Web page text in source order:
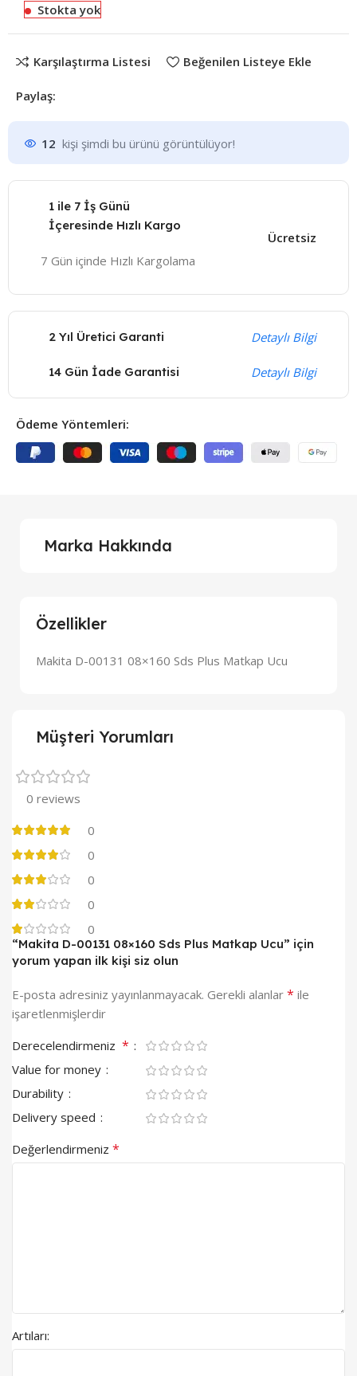
Stokta yok
Karşılaştırma Listesi Beğenilen Listeye Ekle
Paylaş:
12 kişi şimdi bu ürünü görüntülüyor!
1 ile 7 İş Günü
İçeresinde Hızlı Kargo
7 Gün içinde Hızlı Kargolama
Ücretsiz
2 Yıl Üretici Garanti Detaylı Bilgi
14 Gün İade Garantisi Detaylı Bilgi
Ödeme Yöntemleri:
Özellikler
Makita D-00131 08×160 Sds Plus Matkap Ucu
Marka Hakkında
Müşteri Yorumları
0 reviews
0
0
0
0
0
“Makita D-00131 08×160 Sds Plus Matkap Ucu” için
yorum yapan ilk kişi siz olun
E-posta adresiniz yayınlanmayacak. Gerekli alanlar * ile
işaretlenmişlerdir
Derecelendirmeniz *
Value for money
Durability
Delivery speed
Değerlendirmeniz *
Artıları: